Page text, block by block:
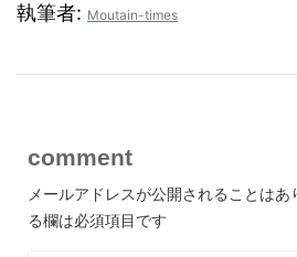
執筆者: Moutain-times
comment
メールアドレスが公開されることはあ
る欄は必須項目です